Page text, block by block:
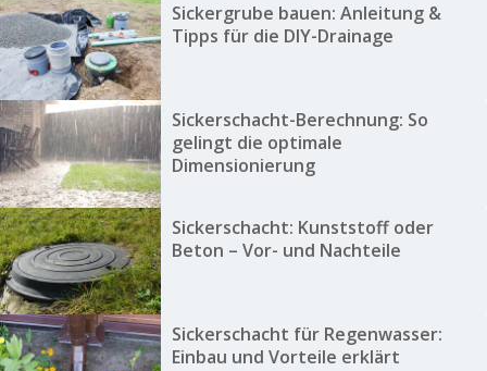
Sickergrube bauen: Anleitung &
Tipps für die DIY-Drainage
Sickerschacht-Berechnung: So
gelingt die optimale
Dimensionierung
Sickerschacht: Kunststoff oder
Beton – Vor- und Nachteile
Sickerschacht für Regenwasser:
Einbau und Vorteile erklärt